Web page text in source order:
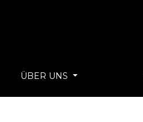
ÜBER UNS